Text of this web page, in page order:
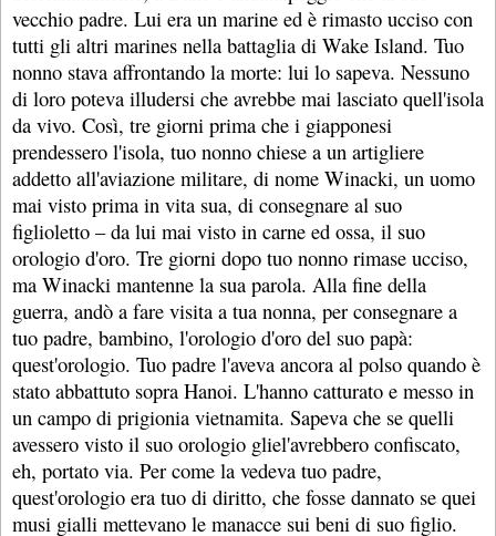
vecchio padre. Lui era un marine ed è rimasto ucciso con
tutti gli altri marines nella battaglia di Wake Island. Tuo
nonno stava affrontando la morte: lui lo sapeva. Nessuno
di loro poteva illudersi che avrebbe mai lasciato quell'isola
da vivo. Così, tre giorni prima che i giapponesi
prendessero l'isola, tuo nonno chiese a un artigliere
addetto all'aviazione militare, di nome Winacki, un uomo
mai visto prima in vita sua, di consegnare al suo
figlioletto – da lui mai visto in carne ed ossa, il suo
orologio d'oro. Tre giorni dopo tuo nonno rimase ucciso,
ma Winacki mantenne la sua parola. Alla fine della
guerra, andò a fare visita a tua nonna, per consegnare a
tuo padre, bambino, l'orologio d'oro del suo papà:
quest'orologio. Tuo padre l'aveva ancora al polso quando è
stato abbattuto sopra Hanoi. L'hanno catturato e messo in
un campo di prigionia vietnamita. Sapeva che se quelli
avessero visto il suo orologio gliel'avrebbero confiscato,
eh, portato via. Per come la vedeva tuo padre,
quest'orologio era tuo di diritto, che fosse dannato se quei
musi gialli mettevano le manacce sui beni di suo figlio.